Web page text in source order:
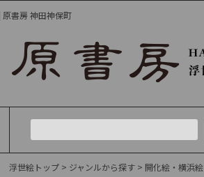
原書房 神田神保町
浮世絵トップ > ジャンルから探す > 開化絵・横浜絵